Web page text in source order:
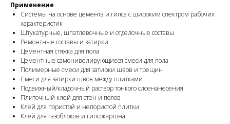
Применение
Системы на основе цемента и гипса с широким спектром рабочих
характеристик
Штукатурные, шпатлевочные и отделочные составы
Ремонтные составы и затирки
Цементная стяжка для пола
Цементные самонивелирующиеся смеси для пола
Полимерные смеси для затирки швов и трещин
Смеси для затирки швов между плитками
Подвижный/кладочный раствор тонкого слоенанесения
Плиточный клей для стен и полов
Клей для пористой и непористой плитки
Клей для газоблоков и гипсокартона